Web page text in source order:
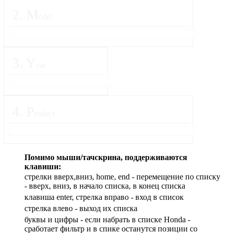
Помимо мыши/тачскрина, поддерживаются
клавиши:
стрелки вверх,вниз, home, end - перемещение по списку
- вверх, вниз, в начало списка, в конец списка
клавиша enter, стрелка вправо - вход в список
cтрелка влево - выход их списка
буквы и цифры - если набрать в списке Honda -
сработает фильтр и в спике останутся позиции со